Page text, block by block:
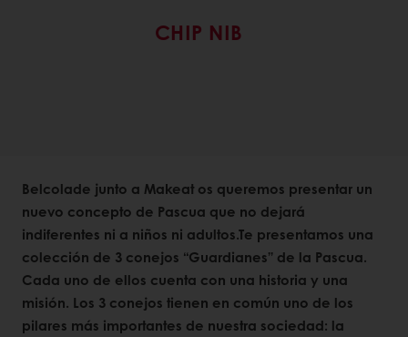
CHIP NIB
Belcolade junto a Makeat os queremos presentar un
nuevo concepto de Pascua que no dejará
indiferentes ni a niños ni adultos.Te presentamos una
colección de 3 conejos “Guardianes” de la Pascua.
Cada uno de ellos cuenta con una historia y una
misión. Los 3 conejos tienen en común uno de los
pilares más importantes de nuestra sociedad: la